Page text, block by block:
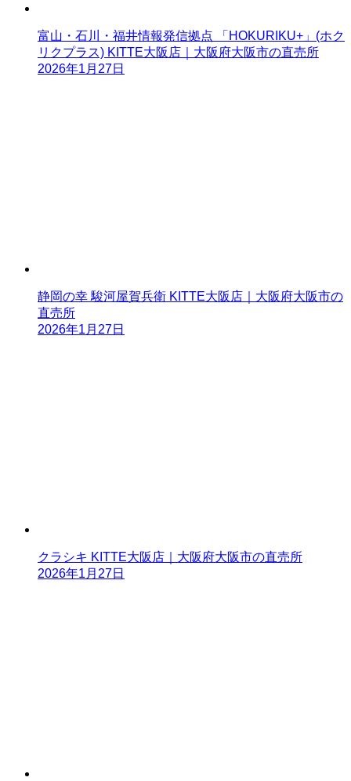
富山・石川・福井情報発信拠点 「HOKURIKU+」(ホク
リクプラス) KITTE大阪店｜大阪府大阪市の直売所
2026年1月27日
静岡の幸 駿河屋賀兵衛 KITTE大阪店｜大阪府大阪市の
直売所
2026年1月27日
クラシキ KITTE大阪店｜大阪府大阪市の直売所
2026年1月27日